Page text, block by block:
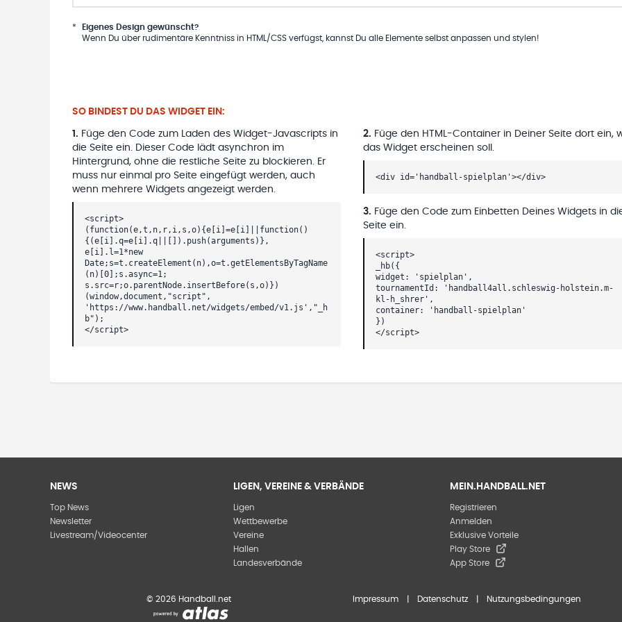
*
Eigenes Design gewünscht?
Wenn Du über rudimentäre Kenntniss in HTML/CSS verfügst, kannst Du alle Elemente selbst anpassen und stylen!
SO BINDEST DU DAS WIDGET EIN:
1 . Füge den Code zum Laden des Widget-Javascripts in
die Seite ein. Dieser Code lädt asynchron im
Hintergrund, ohne die restliche Seite zu blockieren. Er
muss nur einmal pro Seite eingefügt werden, auch
wenn mehrere Widgets angezeigt werden.
<script>
(function(e,t,n,r,i,s,o){e[i]=e[i]||function()
{(e[i].q=e[i].q||[]).push(arguments)},
e[i].l=1*new
Date;s=t.createElement(n),o=t.getElementsByTagName
(n)[0];s.async=1;
s.src=r;o.parentNode.insertBefore(s,o)})
(window,document,"script",
'https://www.handball.net/widgets/embed/v1.js',"_h
b");
</script>
2. Füge den HTML-Container in Deiner Seite dort ein,
das Widget erscheinen soll.
<div id='handball-spielplan'></div>
3. Füge den Code zum Einbetten Deines Widgets in
Seite ein.
<script>
_hb({
widget: 'spielplan',
tournamentId: 'handball4all.schleswig-holstein.m-
kl-h_shrer',
container: 'handball-spielplan'
})
</script>
NEWS
Top News
Newsletter
Livestream/Videocenter
LIGEN, VEREINE & VERBÄNDE
Ligen
Wettbewerbe
Vereine
Hallen
Landesverbände
MEIN.HANDBALL.NET
Registrieren
Anmelden
Exklusive Vorteile
Play Store
App Store
© 2026 Handball.net Impressum Datenschutz Nutzungsbedingungen